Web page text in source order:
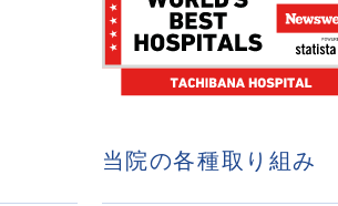
当院の各種取り組み